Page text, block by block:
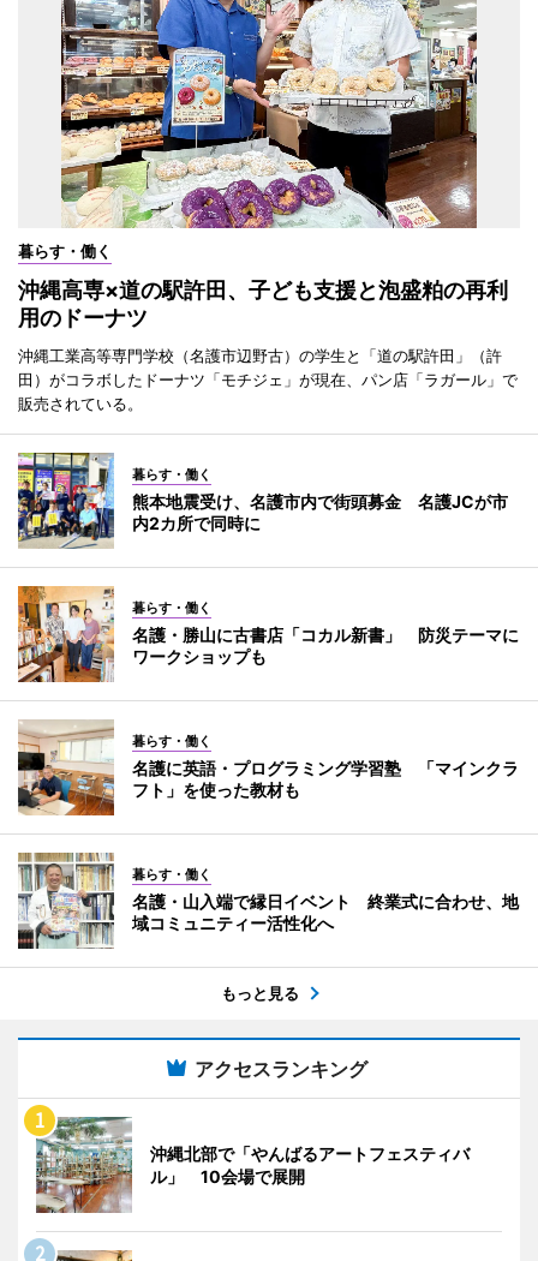
暮らす・働く
沖縄高専×道の駅許田、子ども支援と泡盛粕の再利
用のドーナツ
沖縄工業高等専門学校（名護市辺野古）の学生と「道の駅許田」（許
田）がコラボしたドーナツ「モチジェ」が現在、パン店「ラガール」で
販売されている。
暮らす・働く
熊本地震受け、名護市内で街頭募金 名護JCが市
内2カ所で同時に
暮らす・働く
名護・勝山に古書店「コカル新書」 防災テーマに
ワークショップも
暮らす・働く
名護に英語・プログラミング学習塾 「マインクラ
フト」を使った教材も
暮らす・働く
名護・山入端で縁日イベント 終業式に合わせ、地
域コミュニティー活性化へ
もっと見る
アクセスランキング
沖縄北部で「やんばるアートフェスティバ
ル」 10会場で展開